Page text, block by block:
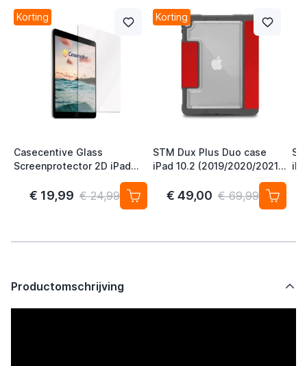
Korting
Casecentive Glass
Screenprotector 2D iPad
10.2" 2019 / 2020 / 2021
€ 19,99 € 24,99
Korting
STM Dux Plus Duo case
iPad 10.2 (2019/2020/2021)
€ 49,00 € 69,99
Productomschrijving